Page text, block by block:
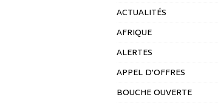
ACTUALITÉS
AFRIQUE
ALERTES
APPEL D'OFFRES
BOUCHE OUVERTE